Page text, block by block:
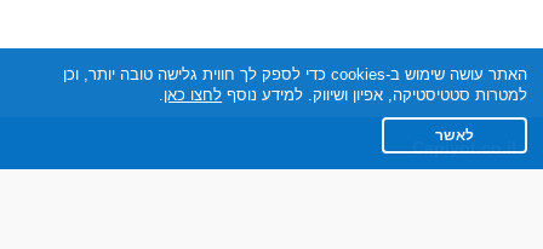
Capiyot.co.il
האתר עושה שימוש ב-cookies כדי לספק לך חווית גלישה טובה יותר, וכן
למטרות סטטיסטיקה, אפיון ושיווק. למידע נוסף לחצו כאן.
לאשר